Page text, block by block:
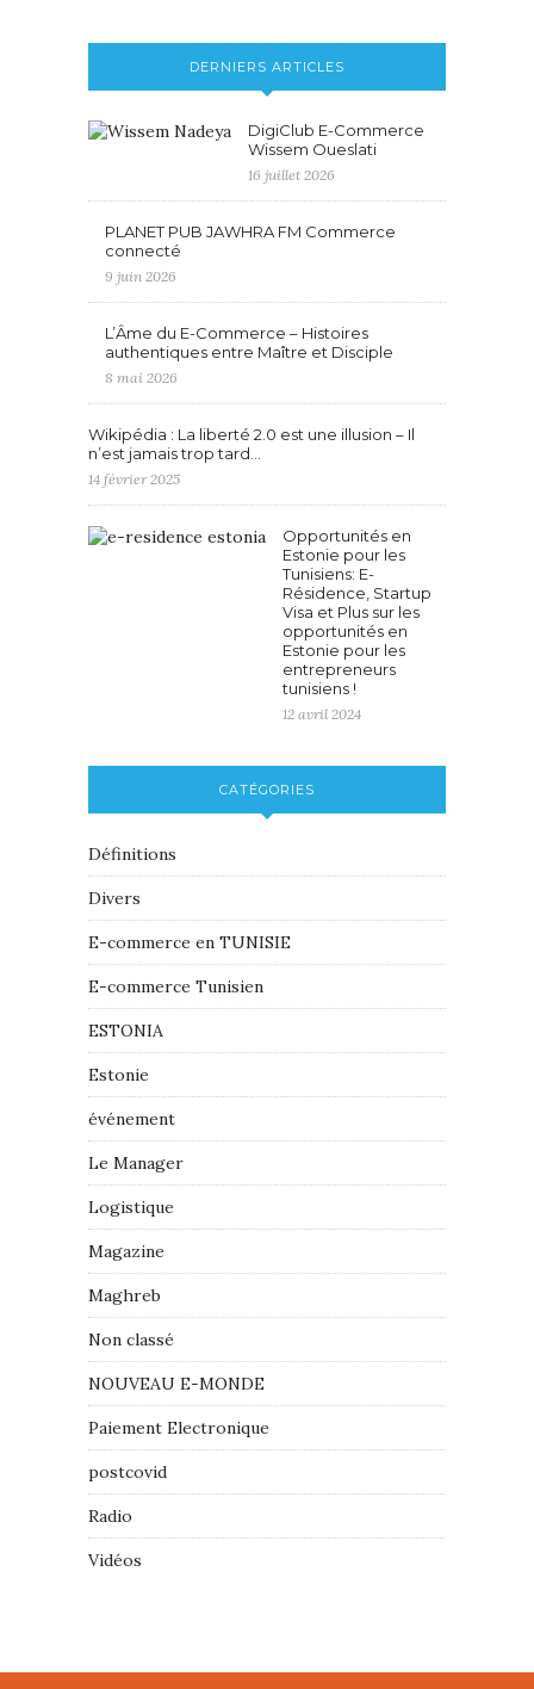
DERNIERS ARTICLES
DigiClub E-Commerce
Wissem Oueslati
16 juillet 2026
PLANET PUB JAWHRA FM Commerce
connecté
9 juin 2026
L’Âme du E-Commerce – Histoires
authentiques entre Maître et Disciple
8 mai 2026
Wikipédia : La liberté 2.0 est une illusion – Il
n’est jamais trop tard…
14 février 2025
Opportunités en
Estonie pour les
Tunisiens: E-
Résidence, Startup
Visa et Plus sur les
opportunités en
Estonie pour les
entrepreneurs
tunisiens !
12 avril 2024
CATÉGORIES
Définitions
Divers
E-commerce en TUNISIE
E-commerce Tunisien
ESTONIA
Estonie
événement
Le Manager
Logistique
Magazine
Maghreb
Non classé
NOUVEAU E-MONDE
Paiement Electronique
postcovid
Radio
Vidéos